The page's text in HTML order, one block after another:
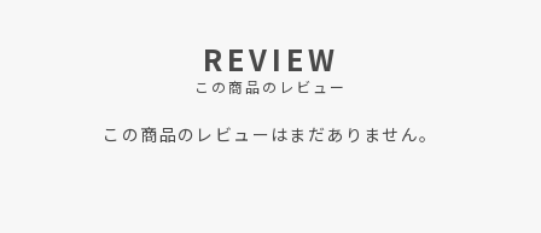
REVIEW
この商品のレビュー
この商品のレビューはまだありません。